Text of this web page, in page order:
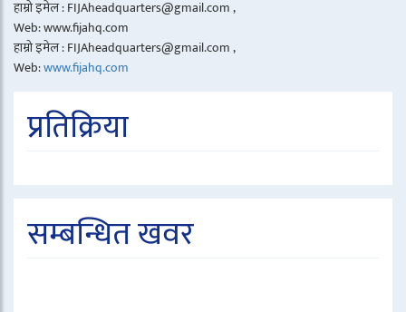
हाम्रो इमेल : FIJAheadquarters@gmail.com ,
Web: www.fijahq.com
हाम्रो इमेल : FIJAheadquarters@gmail.com ,
Web:www.fijahq.com
प्रतिक्रिया
सम्बन्धित खवर